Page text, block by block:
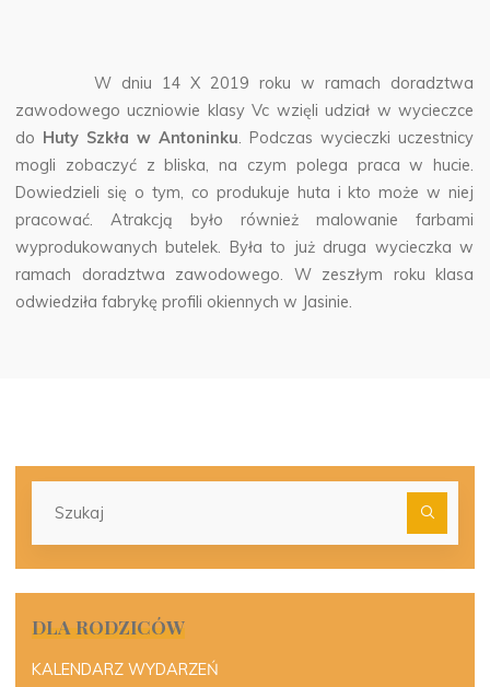
W dniu 14 X 2019 roku w ramach doradztwa
zawodowego uczniowie klasy Vc wzięli udział w wycieczce
do Huty Szkła w Antoninku. Podczas wycieczki uczestnicy
mogli zobaczyć z bliska, na czym polega praca w hucie.
Dowiedzieli się o tym, co produkuje huta i kto może w niej
pracować. Atrakcją było również malowanie farbami
wyprodukowanych butelek. Była to już druga wycieczka w
ramach doradztwa zawodowego. W zeszłym roku klasa
odwiedziła fabrykę profili okiennych w Jasinie.
DLA RODZICÓW
KALENDARZ WYDARZEŃ